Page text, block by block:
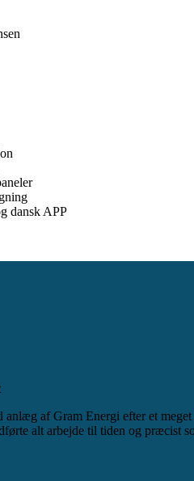
dansk APP
anlæg af Gram Energi efter et
alt arbejde til tiden og præcist